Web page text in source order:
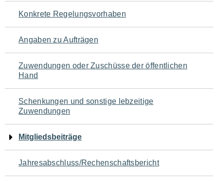
Seiteninhalt
Konkrete Regelungsvorhaben
Angaben zu Aufträgen
Zuwendungen oder Zuschüsse der öffentlichen
Hand
Schenkungen und sonstige lebzeitige
Zuwendungen
Mitgliedsbeiträge
Jahresabschluss/Rechenschaftsbericht